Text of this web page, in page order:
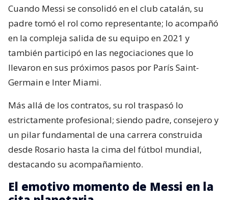
Cuando Messi se consolidó en el club catalán, su
padre tomó el rol como representante; lo acompañó
en la compleja salida de su equipo en 2021 y
también participó en las negociaciones que lo
llevaron en sus próximos pasos por París Saint-
Germain e Inter Miami.
Más allá de los contratos, su rol traspasó lo
estrictamente profesional; siendo padre, consejero y
un pilar fundamental de una carrera construida
desde Rosario hasta la cima del fútbol mundial,
destacando su acompañamiento.
El emotivo momento de Messi en la